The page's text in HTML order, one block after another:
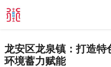
龙安区龙泉镇：打造
环境蓄力赋能